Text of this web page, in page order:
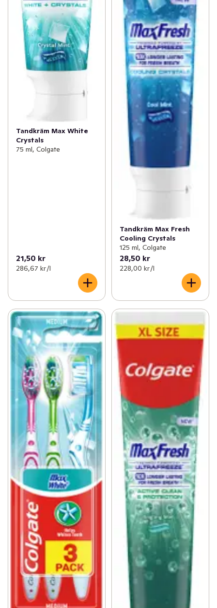
Tandkräm Max White
Crystals
75 ml, Colgate
21,50 kr
286,67 kr /l
Tandkräm Max Fresh
Cooling Crystals
125 ml, Colgate
28,50 kr
228,00 kr /l